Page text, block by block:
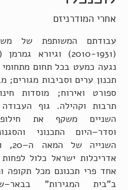
אחרי המודרניזם
עבודתם המשותפת של
(2010-1931)
וגיורא גמרמן (2015-1927)
נגעה כמעט בכל תחום מתחומי
תכנון ערים וסביבות מגורים;
ספורט ואירוח; מוסדות
תרבות וקהילה. גוף
השניים משקף את
וסדר–היום התכנוני
אדריכלות ישראל כלול לפחות
אחד פרי תכנונם מכל תקופה
ב"בית המגירות"